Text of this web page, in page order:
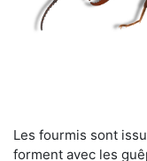
Les fourmis sont
forment avec les